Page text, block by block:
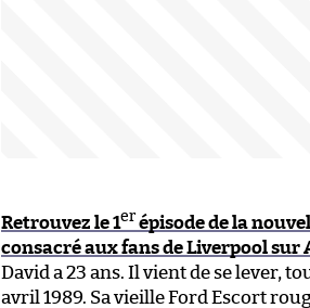
Retrouvez le 1er épisode de la
consacré aux fans de Liverpool sur
David a 23 ans. Il vient de se lever,
avril 1989. Sa vieille Ford Escort